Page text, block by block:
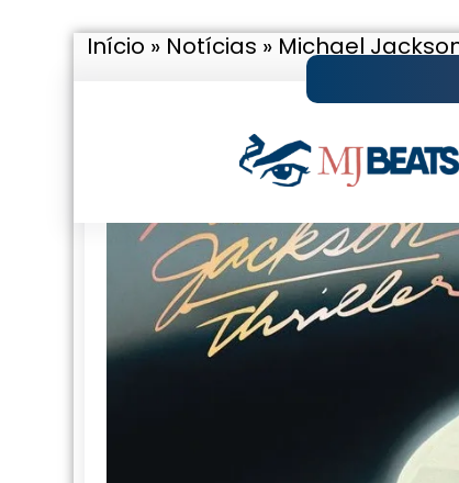
Pular
Início » Notícias » Michael